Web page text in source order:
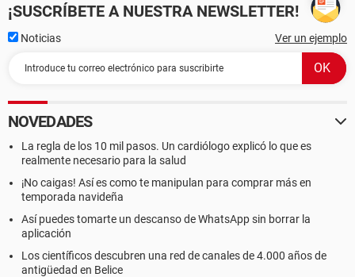
¡SUSCRÍBETE A NUESTRA NEWSLETTER!
Noticias Ver un ejemplo
NOVEDADES
La regla de los 10 mil pasos. Un cardiólogo explicó lo que es
realmente necesario para la salud
¡No caigas! Así es como te manipulan para comprar más en
temporada navideña
Así puedes tomarte un descanso de WhatsApp sin borrar la
aplicación
Los científicos descubren una red de canales de 4.000 años de
antigüedad en Belice